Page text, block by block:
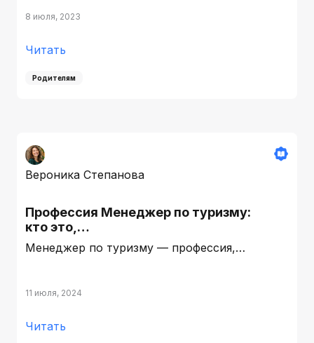
8 июля, 2023
Читать
Родителям
Вероника Степанова
Профессия Менеджер по туризму:
кто это,…
Менеджер по туризму — профессия,…
11 июля, 2024
Читать